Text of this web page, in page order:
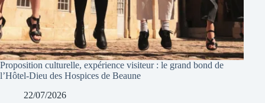
Proposition culturelle, expérience visiteur : le grand bond de
l’Hôtel-Dieu des Hospices de Beaune
22/07/2026